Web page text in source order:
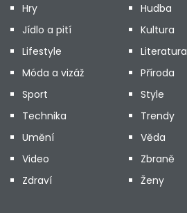
Hry
Hudba
Jídlo a pití
Kultura
Lifestyle
Literatura
Móda a vizáž
Příroda
Sport
Style
Technika
Trendy
Umění
Věda
Video
Zbraně
Zdraví
Ženy